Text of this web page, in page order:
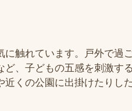
触れています。戸外で過
、子どもの五感を刺激す
近くの公園に出掛けたりし